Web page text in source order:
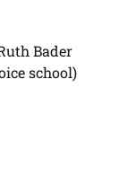
Bader
school)